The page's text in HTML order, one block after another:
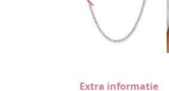
Extra informatie